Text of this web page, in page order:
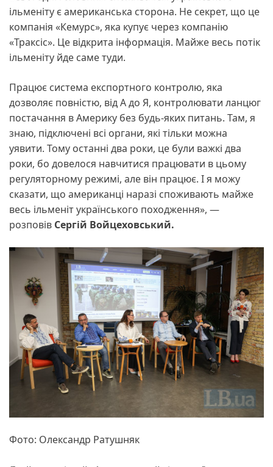
ільменіту є американська сторона. Не секрет, що це
компанія «Кемурс», яка купує через компанію
«Траксіс». Це відкрита інформація. Майже весь потік
ільменіту йде саме туди.
Працює система експортного контролю, яка
дозволяє повністю, від А до Я, контролювати ланцюг
постачання в Америку без будь-яких питань. Там, я
знаю, підключені всі органи, які тільки можна
уявити. Тому останні два роки, це були важкі два
роки, бо довелося навчитися працювати в цьому
регуляторному режимі, але він працює. І я можу
сказати, що американці наразі споживають майже
весь ільменіт українського походження», —
розповів Сергій Войцеховський.
Фото: Олександр Ратушняк